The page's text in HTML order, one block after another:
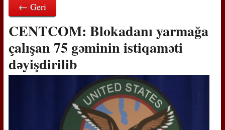
← Geri
CENTCOM: Blokadanı yarmağa
çalışan 75 gəminin istiqaməti
dəyişdirilib